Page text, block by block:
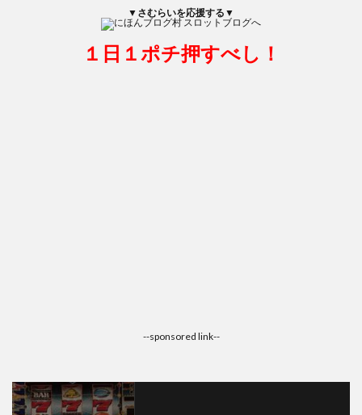
▼さむらいを応援する▼
１日１ポチ押すべし！
--sponsored link--